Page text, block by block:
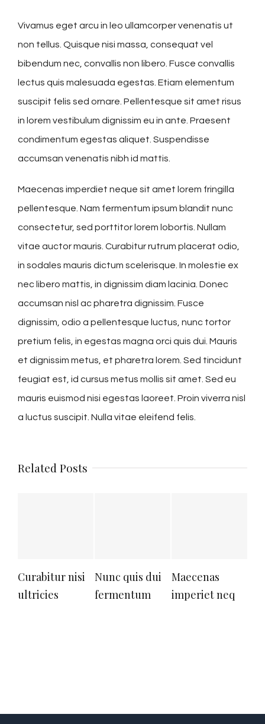
Vivamus eget arcu in leo ullamcorper venenatis ut
non tellus. Quisque nisi massa, consequat vel
bibendum nec, convallis non libero. Fusce convallis
lectus quis malesuada egestas. Etiam elementum
suscipit felis sed ornare. Pellentesque sit amet risus
in lorem vestibulum dignissim eu in ante. Praesent
condimentum egestas aliquet. Suspendisse
accumsan venenatis nibh id mattis.
Maecenas imperdiet neque sit amet lorem fringilla
pellentesque. Nam fermentum ipsum blandit nunc
consectetur, sed porttitor lorem lobortis. Nullam
vitae auctor mauris. Curabitur rutrum placerat odio,
in sodales mauris dictum scelerisque. In molestie ex
nec libero mattis, in dignissim diam lacinia. Donec
accumsan nisl ac pharetra dignissim. Fusce
dignissim, odio a pellentesque luctus, nunc tortor
pretium felis, in egestas magna orci quis dui. Mauris
et dignissim metus, et pharetra lorem. Sed tincidunt
feugiat est, id cursus metus mollis sit amet. Sed eu
mauris euismod nisi egestas laoreet. Proin viverra nisl
a luctus suscipit. Nulla vitae eleifend felis.
Related Posts
Curabitur nisi
ultricies
Nunc quis dui
fermentum
Maecenas
imperiet neq